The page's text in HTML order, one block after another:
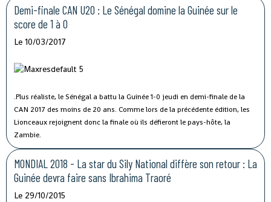
accueillir la CAN 2023, il va en revanche falloir patienter…
Demi-finale CAN U20 : Le Sénégal domine la Guinée sur le
score de 1 à 0
Le 10/03/2017
.Plus réaliste, le Sénégal a battu la Guinée 1-0 jeudi en demi-finale de la
CAN 2017 des moins de 20 ans. Comme lors de la précédente édition, les
Lionceaux rejoignent donc la finale où ils défieront le pays-hôte, la
Zambie.
MONDIAL 2018 - La star du Sily National diffère son retour : La
Guinée devra faire sans Ibrahima Traoré
Le 29/10/2015